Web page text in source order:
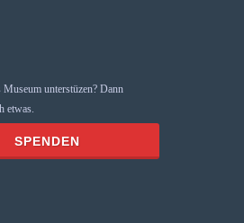
Museum unterstüzen? Dann
etwas.